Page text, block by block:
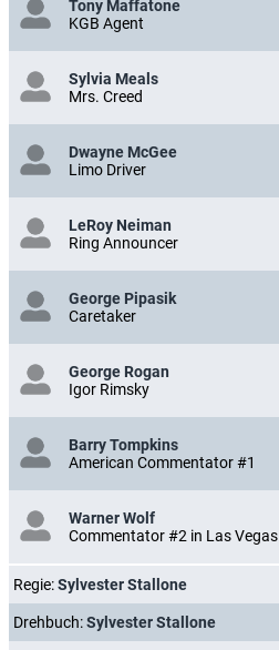
Tony Maffatone
KGB Agent
Sylvia Meals
Mrs. Creed
Dwayne McGee
Limo Driver
LeRoy Neiman
Ring Announcer
George Pipasik
Caretaker
George Rogan
Igor Rimsky
Barry Tompkins
American Commentator #1
Warner Wolf
Commentator #2 in Las Vegas
Regie:Sylvester Stallone
Drehbuch:Sylvester Stallone